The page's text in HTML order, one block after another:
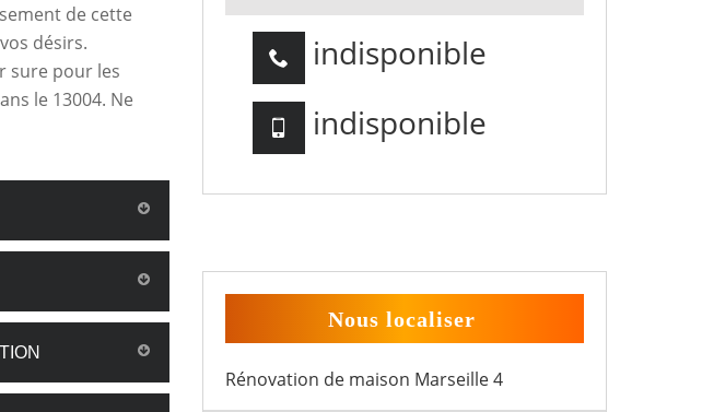
de cette
désirs.
sure pour les
le 13004. Ne
indisponible
indisponible
Nous localiser
Rénovation de maison Marseille 4